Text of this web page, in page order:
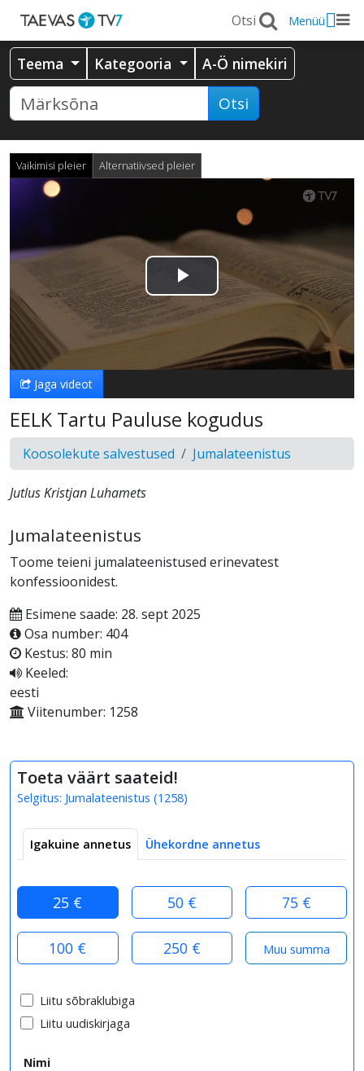
Menüü
Teema Kategooria A-Ö nimekiri
Otsi
Vaikimisi pleier Alternatiivsed pleier
Esita
Jaga videot
EELK Tartu Pauluse kogudus
Koosolekute salvestused Jumalateenistus
Jutlus Kristjan Luhamets
Jumalateenistus
Toome teieni jumalateenistused erinevatest
konfessioonidest.
Esimene saade: 28. sept 2025
Osa number: 404
Kestus: 80 min
Keeled:
eesti
Viitenumber: 1258
Toeta väärt saateid!
Selgitus: Jumalateenistus (1258)
Igakuine annetus Ühekordne annetus
25 € 50 € 75 €
100 € 250 €
Liitu sõbraklubiga
Liitu uudiskirjaga
Nimi